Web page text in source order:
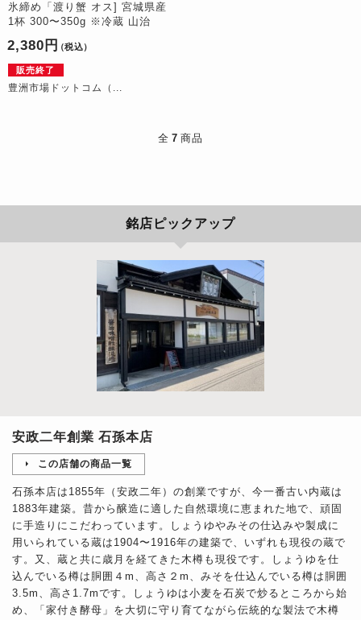
氷締め「渡り蟹 オス] 宮城県産
1杯 300〜350g ※冷蔵 山治
2,380円 （税込）
販売終了
豊洲市場ドットコム（...
全 7 商品
銘店ピックアップ
安政二年創業 石孫本店
この店舗の商品一覧
石孫本店は1855年（安政二年）の創業ですが、今一番古い内蔵は
1883年建築。昔から醸造に適した自然環境に恵まれた地で、頑固
に手造りにこだわっています。しょうゆやみその仕込みや製成に
用いられている蔵は1904〜1916年の建築で、いずれも現役の蔵で
す。又、蔵と共に歳月を経てきた木樽も現役です。しょうゆを仕
込んでいる樽は胴囲４m、高さ２m、みそを仕込んでいる樽は胴囲
3.5m、高さ1.7mです。しょうゆは小麦を石炭で炒るところから始
め、「家付き酵母」を大切に守り育てながら伝統的な製法で木樽